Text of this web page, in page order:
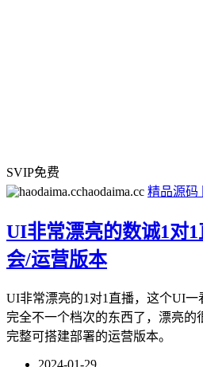
SVIP免费
haodaima.cc 精品源码
UI非常漂亮的数诚1对
会/运营版本
UI非常漂亮的1对1直播，这个UI
完全不一个档次的东西了，漂亮的
完整可搭建部署的运营版本。
2024-01-29